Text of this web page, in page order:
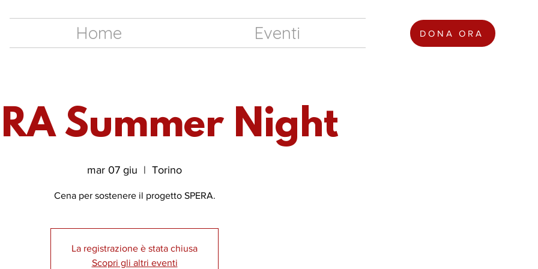
Home Eventi DONA ORA
Summer Night
mar 07 giu
  |
Torino
Cena per sostenere il progetto SPERA.
La registrazione è stata chiusa
Scopri gli altri eventi